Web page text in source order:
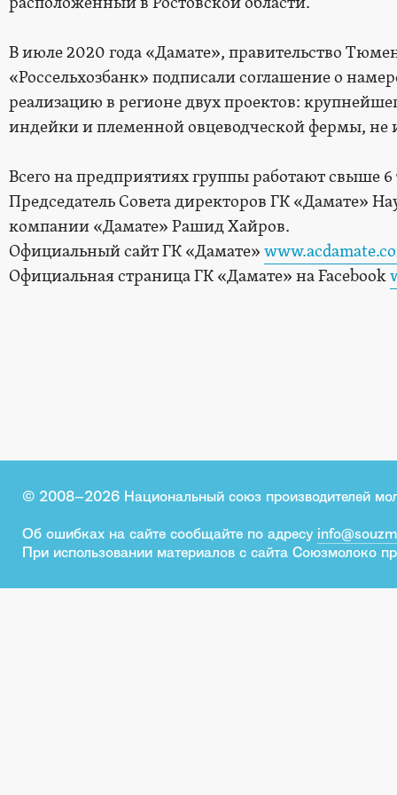
В июле 2020 года «Дамате», правительство
«Россельхозбанк» подписали соглашение о
реализацию в регионе двух проектов:
индейки и племенной овцеводческой фермы,
Всего на предприятиях группы работают свыше
Председатель Совета директоров ГК «Дамате»
компании «Дамате» Рашид Хайров.
Официальный сайт ГК «Дамате»
Официальная страница ГК «Дамате» на Facebook
© 2008–2026 Национальный союз производителей
Об ошибках на сайте сообщайте по адресу
При использовании материалов с сайта Союзмолоко